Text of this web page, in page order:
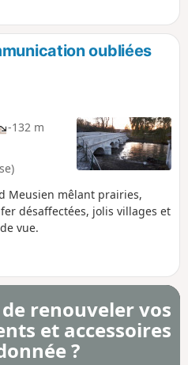
peu fréquentées, mais
de la Meuse. Nous
le site "Source de la Meuse",
par 3 lignes de partage
à 450 m, les dénivelés ne
il faudra fournir un
sur lequel est
En récompense : une vue
oubliées
-132 m
Meusien mêlant prairies,
désaffectées, jolis villages et
vue.
renouveler vos
et accessoires
?